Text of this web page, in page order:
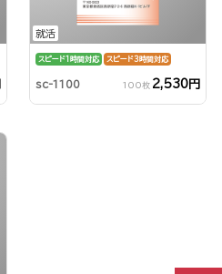
就活
スピード1時間対応 スピード3時間対応
sc-1100 100枚 2,530円